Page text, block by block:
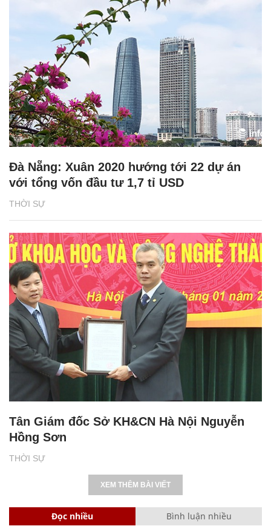
THỜI SỰ
Đà Nẵng: Xuân 2020 hướng tới 22 dự án
với tổng vốn đầu tư 1,7 tỉ USD
THỜI SỰ
Tân Giám đốc Sở KH&CN Hà Nội Nguyễn
Hồng Sơn
XEM THÊM BÀI VIẾT
Đọc nhiều Bình luận nhiều